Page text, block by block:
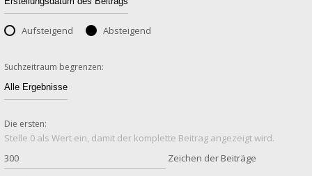
Aufsteigend Absteigend
Suchzeitraum begrenzen:
Die ersten:
Stelle 0 als Wert ein, damit der komplette Beitrag angezeigt wird.
Zeichen der Beiträge